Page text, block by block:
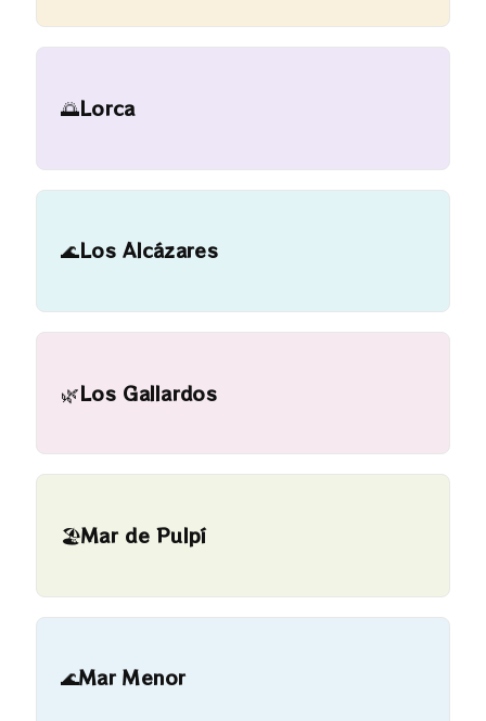
🌅Lorca
🌊Los Alcázares
🌿Los Gallardos
🏖️Mar de Pulpí
🌊Mar Menor